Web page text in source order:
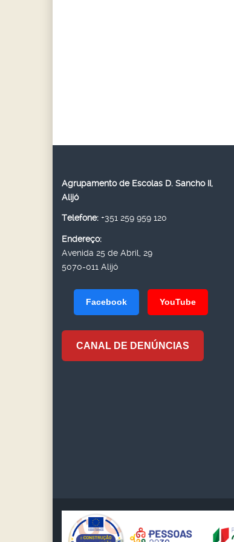
Agrupamento de Escolas D. Sancho II,
Alijó
Telefone: +351 259 959 120
Endereço:
Avenida 25 de Abril, 29
5070-011 Alijó
Facebook YouTube
CANAL DE DENÚNCIAS